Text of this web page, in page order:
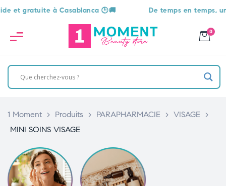
à Casablanca 🕒🚚 De temps en temps, une
0
1 Moment > Produits > PARAPHARMACIE > VISAGE
>
MINI SOINS VISAGE